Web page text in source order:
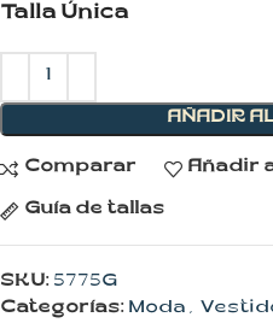
Talla Única
AÑADIR
Comparar Añadir
Guía de tallas
SKU: 5775G
Categorías: Moda ,